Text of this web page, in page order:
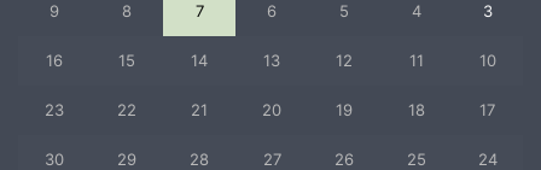
3
4
5
6
7
8
9
10
11
12
13
14
15
16
17
18
19
20
21
22
23
24
25
26
27
28
29
30